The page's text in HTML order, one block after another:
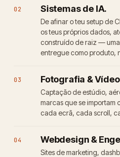
02 Sistemas de IA.
De afinar o teu setup de
os teus próprios dados,
construído de raiz —
entregue como produto,
03 Fotografia &
Captação de estúdio,
marcas que se importam
cada ecrã, cada scroll,
04 Webdesign &
Sites de marketing,